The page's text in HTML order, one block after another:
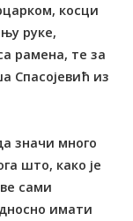
косци
руке,
рамена, те за
Спасојевић из
значи много
што, како је
сами
имати